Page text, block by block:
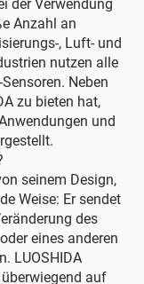
der Verwendung
Anzahl an
, Luft- und
nutzen alle
Neben
zu bieten hat,
und
seinem Design,
Weise: Er sendet
des
eines anderen
LUOSHIDA
auf